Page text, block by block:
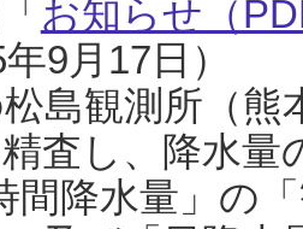
お知らせ（
9月17日）
島観測所（熊
査し、降水
間降水量」の